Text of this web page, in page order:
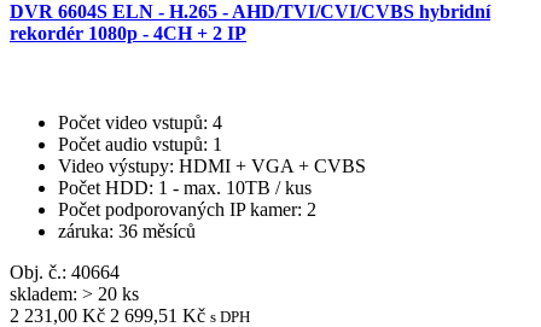
DVR 6604S ELN - H.265 - AHD/TVI/CVI/CVBS hybridní
rekordér 1080p - 4CH + 2 IP
Počet video vstupů: 4
Počet audio vstupů: 1
Video výstupy: HDMI + VGA + CVBS
Počet HDD: 1 - max. 10TB / kus
Počet podporovaných IP kamer: 2
záruka: 36 měsíců
Obj. č.: 40664
skladem: > 20 ks
2 231,00 Kč 2 699,51 Kč s DPH